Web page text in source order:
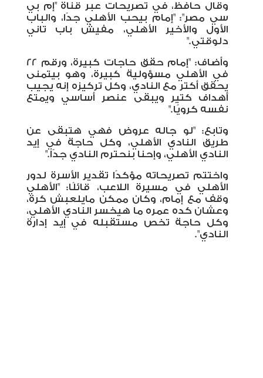
وقال حافظ، في تصريحات عبر قناة "إم بي
سي مصر": "إمام بيحب الأهلي جدًا، والباب
الأول والأخير الأهلي، مفيش باب تاني
دلوقتي".
وأضاف: "إمام حقق حاجات كبيرة، ورقم 22
في الأهلي مسؤولية كبيرة، وهو بيتمنى
يحقق أكتر مع النادي، وكل تركيزه إنه يجيب
أهداف كتير ويبقى عنصر أساسي ويمتع
نفسه كرويًا".
وتابع: "لو جاله عروض فهي هتبقى عن
طريق النادي الأهلي، وكل حاجة في إيد
النادي الأهلي، وإحنا بنحترم النادي جدًا ".
واختتم تصريحاته مؤكدًا تقدير الأسرة لدور
الأهلي في مسيرة اللاعب، قائلًا: "الأهلي
وقف مع إمام، وكان ممكن مايلعبش كرة،
وعشان كده عمره ما هيخسر النادي الأهلي،
وكل حاجة تخص مستقبله في إيد إدارة
النادي".